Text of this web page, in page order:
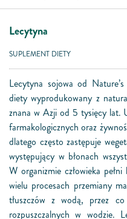
Lecytyna
SUPLEMENT DIETY
Lecytyna sojowa od
diety wyprodukowany z
znana w Azji od 5 tysięcy lat.
farmakologicznych oraz
dlatego często zastępuje
występujący w błonach
W organizmie człowieka
wielu procesach przemiany
tłuszczów z wodą, przez
rozpuszczalnych w wodzie.